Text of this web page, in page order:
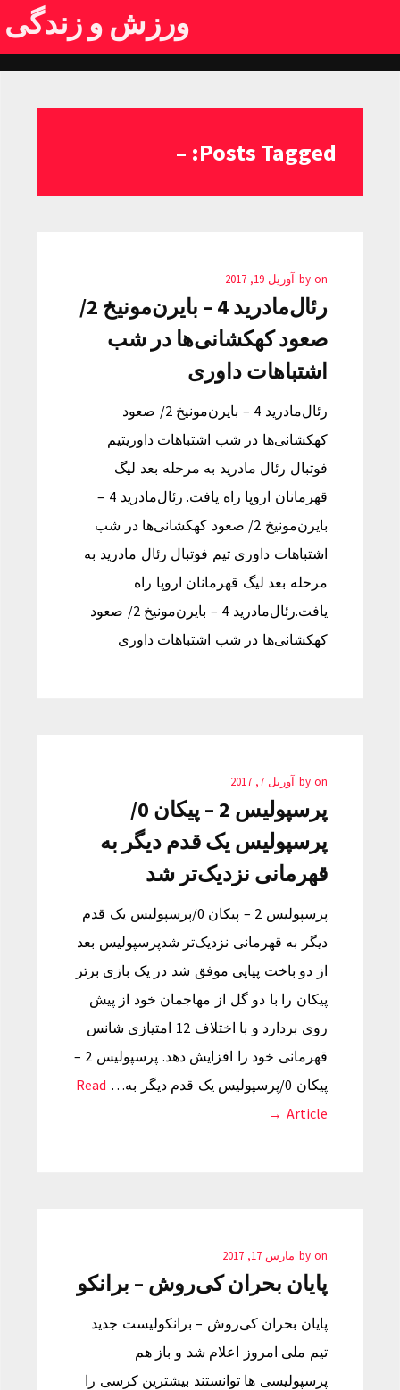
ورزش و زندگی
Posts Tagged: –
by on آوریل 19, 2017
رئال‌مادرید 4 – بایرن‌مونیخ 2/
صعود کهکشانی‌ها در شب
اشتباهات داوری
رئال‌مادرید 4 – بایرن‌مونیخ 2/ صعود
کهکشانی‌ها در شب اشتباهات داوریتیم
فوتبال رئال مادرید به مرحله بعد لیگ
قهرمانان اروپا راه یافت. رئال‌مادرید 4 –
بایرن‌مونیخ 2/ صعود کهکشانی‌ها در شب
اشتباهات داوری تیم فوتبال رئال مادرید به
مرحله بعد لیگ قهرمانان اروپا راه
یافت.رئال‌مادرید 4 – بایرن‌مونیخ 2/ صعود
کهکشانی‌ها در شب اشتباهات داوری
by on آوریل 7, 2017
پرسپولیس 2 – پیکان 0/
پرسپولیس یک قدم دیگر به
قهرمانی نزدیک‌تر شد
پرسپولیس 2 – پیکان 0/پرسپولیس یک قدم
دیگر به قهرمانی نزدیک‌تر شدپرسپولیس بعد
از دو باخت پیاپی موفق شد در یک بازی برتر
پیکان را با دو گل از مهاجمان خود از پیش
روی بردارد و با اختلاف 12 امتیازی شانس
قهرمانی خود را افزایش دهد. پرسپولیس 2 –
پیکان 0/پرسپولیس یک قدم دیگر به…
Read
Article →
by on مارس 17, 2017
پایان بحران کی‌روش – برانکو
پایان بحران کی‌روش – برانکولیست جدید
تیم ملی امروز اعلام شد و باز هم
پرسپولیسی ها توانستند بیشترین کرسی را